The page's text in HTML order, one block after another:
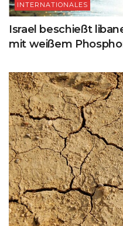
INTERNATIONALES
Israel beschießt
mit weißem